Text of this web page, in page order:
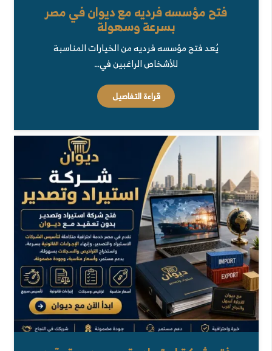
فتح مؤسسه فرديه مع ديوان في مصر
بسرعة وسهولة
يُعد فتح مؤسسه فرديه من الخيارات المناسبة
للأشخاص الراغبين في…
قراءة التفاصيل